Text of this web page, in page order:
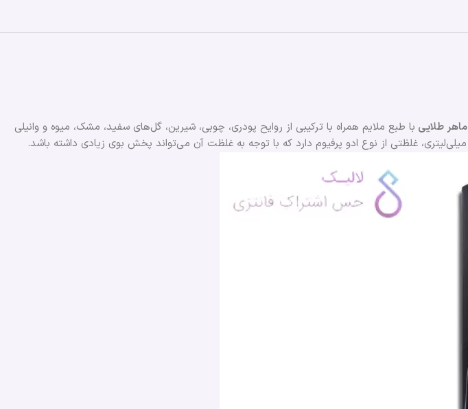
طلایی با طبع ملایم همراه با ترکیبی از روایح پودری، چوبی، شیرین، گل‌های سفید، مشک، میوه و وانیلی
میلی‌لیتری، غلظتی از نوع ادو پرفیوم دارد که با توجه به غلظت آن می‌تواند پخش بوی زیادی داشته باشد.